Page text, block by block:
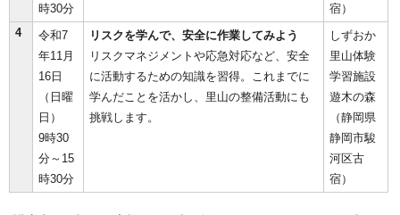
時30分
宿）
4
令和7
年11月
16日
（日曜
日）
9時30
分～15
時30分
リスクを学んで、安全に作業してみよう
リスクマネジメントや応急対応など、安全
に活動するための知識を習得。これまでに
学んだことを活かし、里山の整備活動にも
挑戦します。
しずおか
里山体験
学習施設
遊木の森
（静岡県
静岡市駿
河区古
宿）